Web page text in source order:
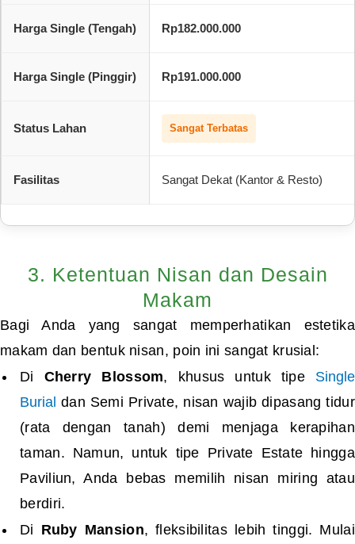
Harga Single (Tengah) Rp182.000.000
Harga Single (Pinggir) Rp191.000.000
Status Lahan Sangat Terbatas
Fasilitas Sangat Dekat (Kantor & Resto)
3. Ketentuan Nisan dan Desain
Makam
Bagi Anda yang sangat memperhatikan estetika
makam dan bentuk nisan, poin ini sangat krusial:
Di Cherry Blossom, khusus untuk tipe Single
Burial dan Semi Private, nisan wajib dipasang tidur
(rata dengan tanah) demi menjaga kerapihan
taman. Namun, untuk tipe Private Estate hingga
Paviliun, Anda bebas memilih nisan miring atau
berdiri.
Di Ruby Mansion, fleksibilitas lebih tinggi. Mulai